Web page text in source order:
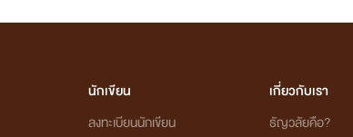
นักเขียน
ลงทะเบียนนักเขียน
เกี่ยวกับเรา
ธัญวลัยคือ?